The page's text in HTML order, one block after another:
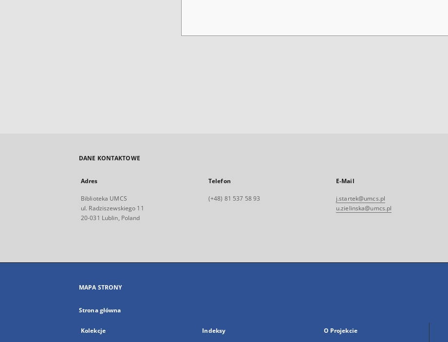
DANE KONTAKTOWE
Adres
Biblioteka UMCS
ul. Radziszewskiego 11
20-031 Lublin, Poland
Telefon
(+48) 81 537 58 93
E-Mail
j.startek@umcs.pl
u.zielinska@umcs.pl
MAPA STRONY
Strona główna
Kolekcje Indeksy O Projekcie